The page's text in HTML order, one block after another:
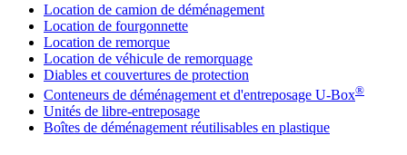
Location de camion de déménagement
Location de fourgonnette
Location de remorque
Location de véhicule de remorquage
Diables et couvertures de protection
Conteneurs de déménagement et d'entreposage U-Box®
Unités de libre-entreposage
Boîtes de déménagement réutilisables en plastique